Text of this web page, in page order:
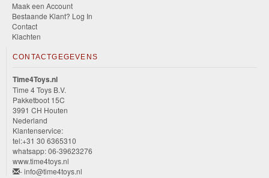
Maak een Account
Bestaande Klant? Log In
Contact
Klachten
CONTACTGEGEVENS
Time4Toys.nl
Time 4 Toys B.V.
Pakketboot 15C
3991 CH Houten
Nederland
Klantenservice:
tel:+31 30 6365310
whatsapp: 06-39623276
www.time4toys.nl
- info@time4toys.nl